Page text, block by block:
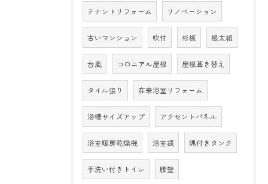
テナントリフォーム リノベーション
古いマンション 吹付 杉板 根太組
台風 コロニアル屋根 屋根葺き替え
タイル張り 在来浴室リフォーム
浴槽サイズアップ アクセントパネル
浴室暖房乾燥機 浴室鏡 隅付きタンク
手洗い付きトイレ 腰壁